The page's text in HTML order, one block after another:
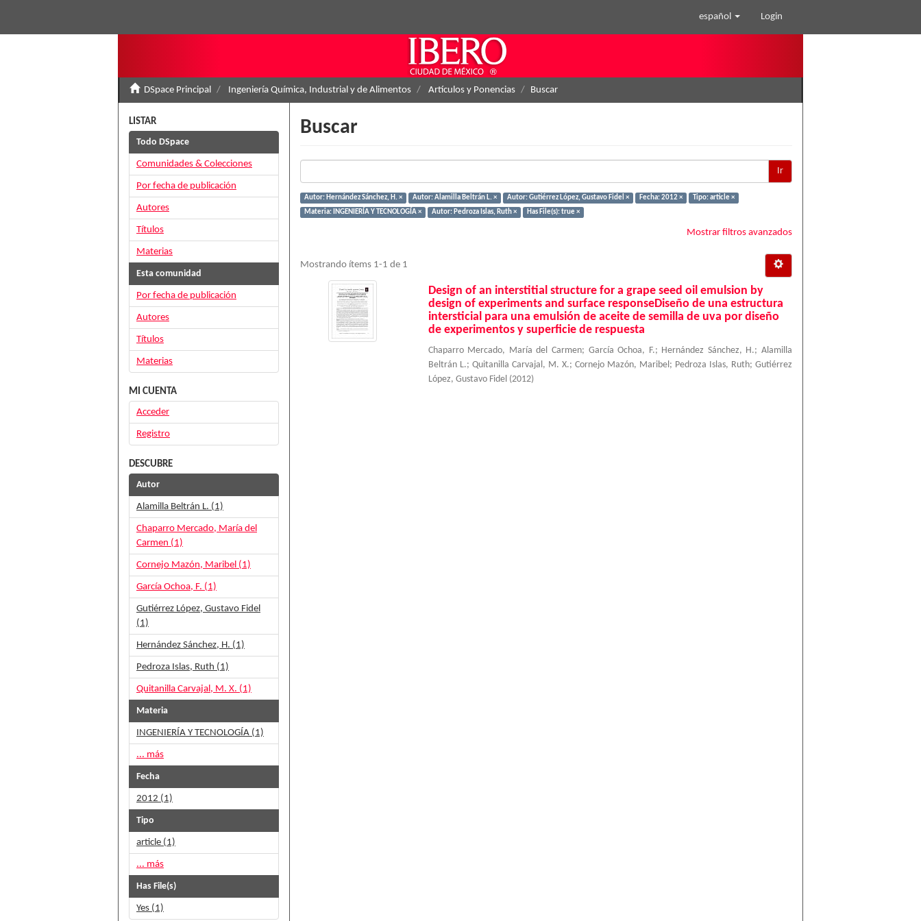
español Login
DSpace Principal Ingeniería Química, Industrial y de Alimentos Artículos y Ponencias Buscar
Buscar
Ir
Autor: Hernández Sánchez, H. × Autor: Alamilla Beltrán L. × Autor: Gutiérrez López, Gustavo Fidel × Fecha: 2012 ×
Tipo: article ×
Materia: INGENIERÍA Y TECNOLOGÍA ×
Autor: Pedroza Islas, Ruth × Has File(s): true ×
Mostrar filtros avanzados
Mostrando ítems 1-1 de 1
Design of an interstitial structure for a grape seed oil emulsion by
design of experiments and surface responseDiseño de una estructura
intersticial para una emulsión de aceite de semilla de uva por diseño
de experimentos y superficie de respuesta
Chaparro Mercado, María del Carmen; García Ochoa, F.; Hernández Sánchez, H.;Alamilla
Beltrán L.; Quitanilla Carvajal, M. X.; Cornejo Mazón, Maribel ; Pedroza Islas, Ruth; Gutiérrez
López, Gustavo Fidel (2012)
LISTAR
Todo DSpace
Comunidades & Colecciones
Por fecha de publicación
Autores
Títulos
Materias
Esta comunidad
Por fecha de publicación
Autores
Títulos
Materias
MI CUENTA
Acceder
Registro
DESCUBRE
Autor
Alamilla Beltrán L. (1)
Chaparro Mercado, María del
Carmen (1)
Cornejo Mazón, Maribel (1)
García Ochoa, F. (1)
Gutiérrez López, Gustavo Fidel
(1)
Hernández Sánchez, H. (1)
Pedroza Islas, Ruth (1)
Quitanilla Carvajal, M. X. (1)
Materia
INGENIERÍA Y TECNOLOGÍA (1)
... más
Fecha
2012 (1)
Tipo
article (1)
... más
Has File(s)
Yes (1)